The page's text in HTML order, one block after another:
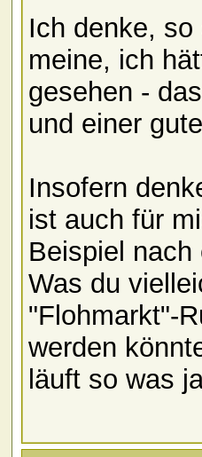
Ich denke,
meine, ich
gesehen -
und einer
Insofern
ist auch für
Beispiel
Was du
"Flohmarkt"-
werden
läuft so was